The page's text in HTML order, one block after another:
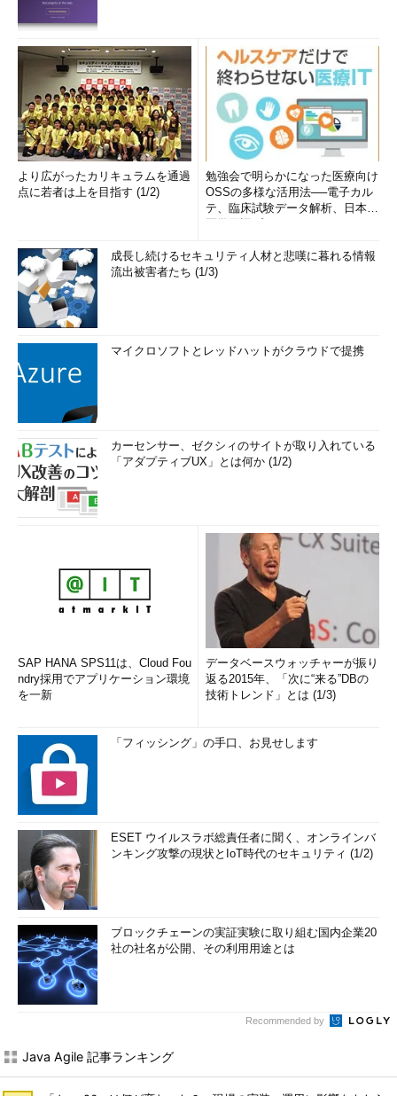
より広がったカリキュラムを通過
点に若者は上を目指す (1/2)
勉強会で明らかになった医療向け
OSSの多様な活用法──電子カル
テ、臨床試験データ解析、日本語
成長し続けるセキュリティ人材と悲嘆に暮れる情報
流出被害者たち (1/3)
マイクロソフトとレッドハットがクラウドで提携
カーセンサー、ゼクシィのサイトが取り入れている
「アダプティブUX」とは何か (1/2)
SAP HANA SPS11は、Cloud Fou
ndry採用でアプリケーション環境
を一新
データベースウォッチャーが振り
返る2015年、「次に“来る”DBの
技術トレンド」とは (1/3)
「フィッシング」の手口、お見せします
ESET ウイルスラボ総責任者に聞く、オンラインバ
ンキング攻撃の現状とIoT時代のセキュリティ (1/2)
ブロックチェーンの実証実験に取り組む国内企業20
社の社名が公開、その利用用途とは
Recommended by
Java Agile 記事ランキング